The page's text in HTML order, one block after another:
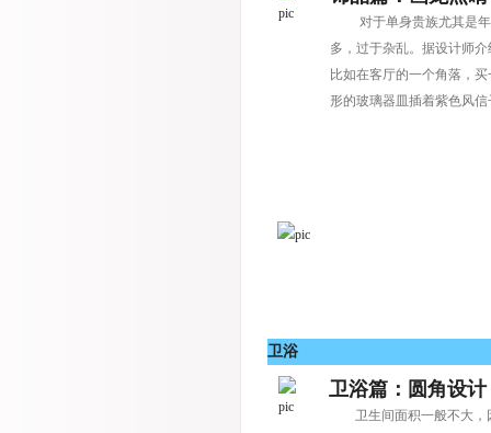
对于单身贵族尤其是年
多，过于杂乱。据设计师
比如在客厅的一个角落，
形的玻璃器皿插着紫色风
卫浴
卫浴篇：圆角设
卫生间面积一般不大